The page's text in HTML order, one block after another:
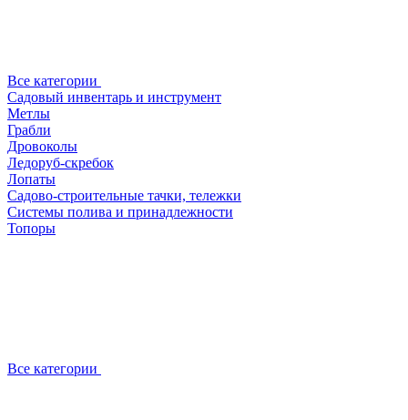
Все категории
Садовый инвентарь и инструмент
Метлы
Грабли
Дровоколы
Ледоруб-скребок
Лопаты
Садово-строительные тачки, тележки
Системы полива и принадлежности
Топоры
Все категории